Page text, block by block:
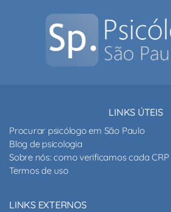
LINKS ÚTEIS
Procurar psicólogo em São Paulo
Blog de psicologia
Sobre nós: como verificamos cada CRP
Termos de uso
LINKS EXTERNOS